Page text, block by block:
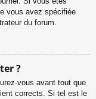
vous avez spécifiée
du forum.
?
vous avant tout que
corrects. Si tel est le